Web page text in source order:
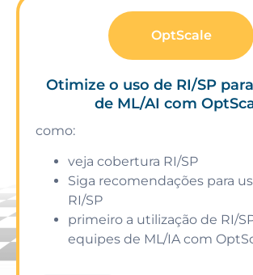
OptScale
Otimize o uso de RI/SP
de ML/AI com
como:
veja cobertura RI/SP
Siga recomendações para
RI/SP
primeiro a utilização de RI/
equipes de ML/IA com